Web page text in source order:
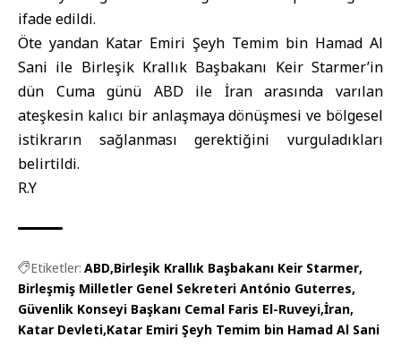
ifade edildi.
Öte yandan Katar Emiri Şeyh Temim bin Hamad Al
Sani ile Birleşik Krallık Başbakanı Keir Starmer’in
dün Cuma günü ABD ile İran arasında varılan
ateşkesin kalıcı bir anlaşmaya dönüşmesi ve bölgesel
istikrarın sağlanması gerektiğini vurguladıkları
belirtildi.
R.Y
Etiketler: ABD Birleşik Krallık Başbakanı Keir Starmer
Birleşmiş Milletler Genel Sekreteri António Guterres
Güvenlik Konseyi Başkanı Cemal Faris El-Ruveyi İran
Katar Devleti Katar Emiri Şeyh Temim bin Hamad Al Sani